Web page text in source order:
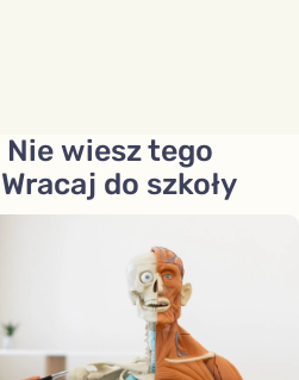
wiesz tego
do szkoły